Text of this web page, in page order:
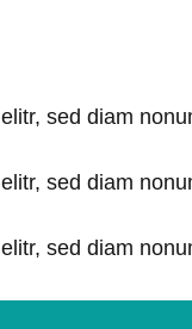
sed diam
sed diam
sed diam